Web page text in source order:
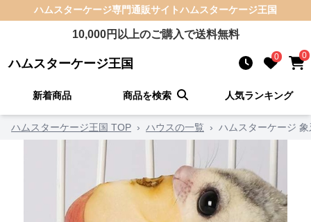
ハムスターケージ専門通販サイトハムスターケージ王国
10,000円以上のご購入で送料無料
ハムスターケージ王国 0 0
新着商品 商品を検索 人気ランキング
ハムスターケージ王国 TOP › ハウスの一覧 › ハムスターケージ